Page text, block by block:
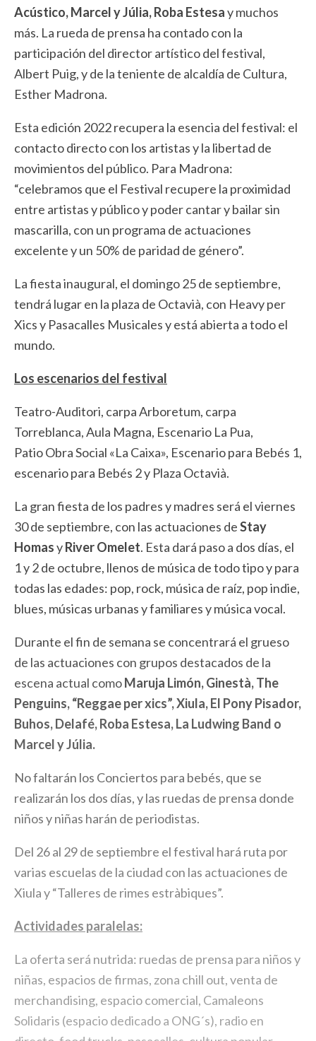
Acústico, Marcel y Júlia, Roba Estesay muchos
más. La rueda de prensa ha contado con la
participación del director artístico del festival,
Albert Puig, y de la teniente de alcaldía de Cultura,
Esther Madrona.
Esta edición 2022 recupera la esencia del festival: el
contacto directo con los artistas y la libertad de
movimientos del público. Para Madrona:
“celebramos que el Festival recupere la proximidad
entre artistas y público y poder cantar y bailar sin
mascarilla, con un programa de actuaciones
excelente y un 50% de paridad de género”.
La fiesta inaugural, el domingo 25 de septiembre,
tendrá lugar en la plaza de Octavià, con Heavy per
Xics y Pasacalles Musicales y está abierta a todo el
mundo.
Los escenarios del festival
Teatro-Auditori, carpa Arboretum, carpa
Torreblanca, Aula Magna, Escenario La Pua,
Patio Obra Social «La Caixa», Escenario para Bebés 1,
escenario para Bebés 2 y Plaza Octavià.
La gran fiesta de los padres y madres será el viernes
30 de septiembre, con las actuaciones deStay
HomasyRiver Omelet. Esta dará paso a dos días, el
1 y 2 de octubre, llenos de música de todo tipo y para
todas las edades: pop, rock, música de raíz, pop indie,
blues, músicas urbanas y familiares y música vocal.
Durante el fin de semana se concentrará el grueso
de las actuaciones con grupos destacados de la
escena actual comoMaruja Limón, Ginestà, The
Penguins, “Reggae per xics”, Xiula, El Pony Pisador,
Buhos, Delafé, Roba Estesa, La Ludwing Band o
Marcel y Júlia.
No faltarán los Conciertos para bebés, que se
realizarán los dos días, y las ruedas de prensa donde
niños y niñas harán de periodistas.
Del 26 al 29 de septiembre el festival hará ruta por
varias escuelas de la ciudad con las actuaciones de
Xiula y “Talleres de rimes estràbiques”.
Actividades paralelas:
La oferta será nutrida: ruedas de prensa para niños y
niñas, espacios de firmas, zona chill out, venta de
merchandising, espacio comercial, Camaleons
Solidaris (espacio dedicado a ONG´s), radio en